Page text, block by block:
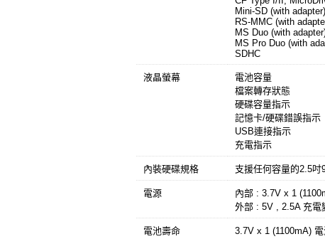
Mini-SD (with adapter)
RS-MMC (with
MS Duo (with
MS Pro Duo (with
SDHC
液晶螢幕
電池容量
檔案轉存狀態
硬碟容量指示
記憶卡/硬碟錯誤指示
USB連接指示
充電指示
內裝硬碟規格 支援任何容量的2.5吋
電源
內部 : 3.7V x 1
外部 : 5V , 2.5A 充電
電池壽命 3.7V x 1 (1100mA)